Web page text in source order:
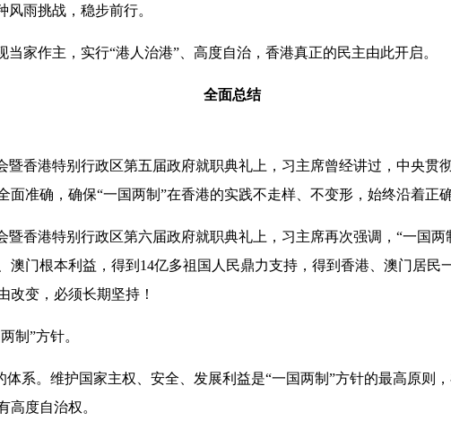
雨挑战，稳步前行。
家作主，实行“港人治港”、高度自治，香港真正的民主由此开启。
全面总结
暨香港特别行政区第五届政府就职典礼上，习主席曾经讲过，中央贯
面准确，确保“一国两制”在香港的实践不走样、不变形，始终沿着正
暨香港特别行政区第六届政府就职典礼上，习主席再次强调，“一国
澳门根本利益，得到14亿多祖国人民鼎力支持，得到香港、澳门居民
改变，必须长期坚持！
制”方针。
系。维护国家主权、安全、发展利益是“一国两制”方针的最高原则
高度自治权。